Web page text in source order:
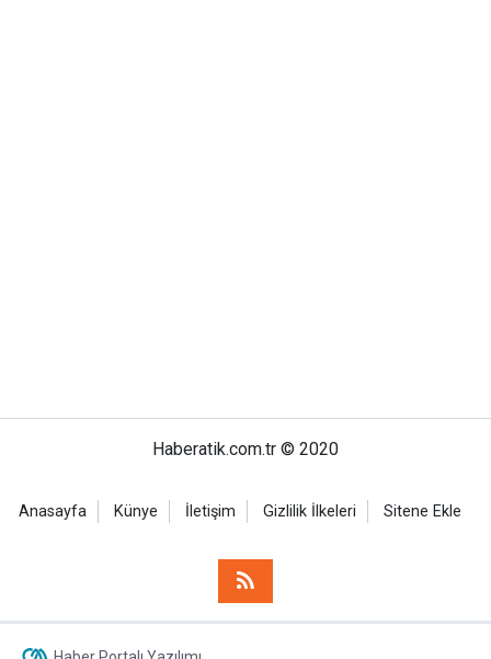
Haberatik.com.tr © 2020
Anasayfa Künye İletişim Gizlilik İlkeleri Sitene Ekle